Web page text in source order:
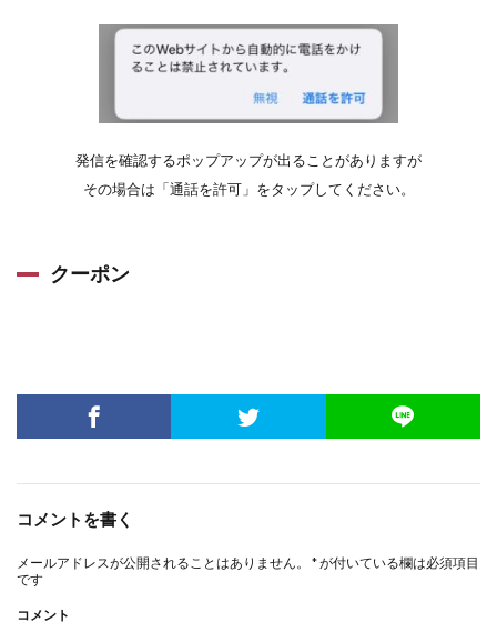
発信を確認するポップアップが出ることがありますが
その場合は「通話を許可」をタップしてください。
クーポン
コメントを書く
メールアドレスが公開されることはありません。 *が付いている欄は必須項目
です
コメント